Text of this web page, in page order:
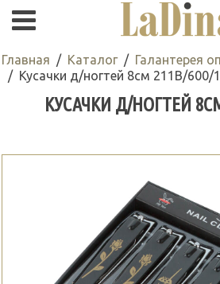
Главная Каталог
Галантерея
Кусачки д/ногтей 8см 211В/600/
КУСАЧКИ Д/НОГТЕЙ